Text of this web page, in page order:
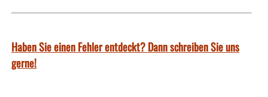
Haben Sie einen Fehler entdeckt? Dann schreiben Sie uns
gerne!